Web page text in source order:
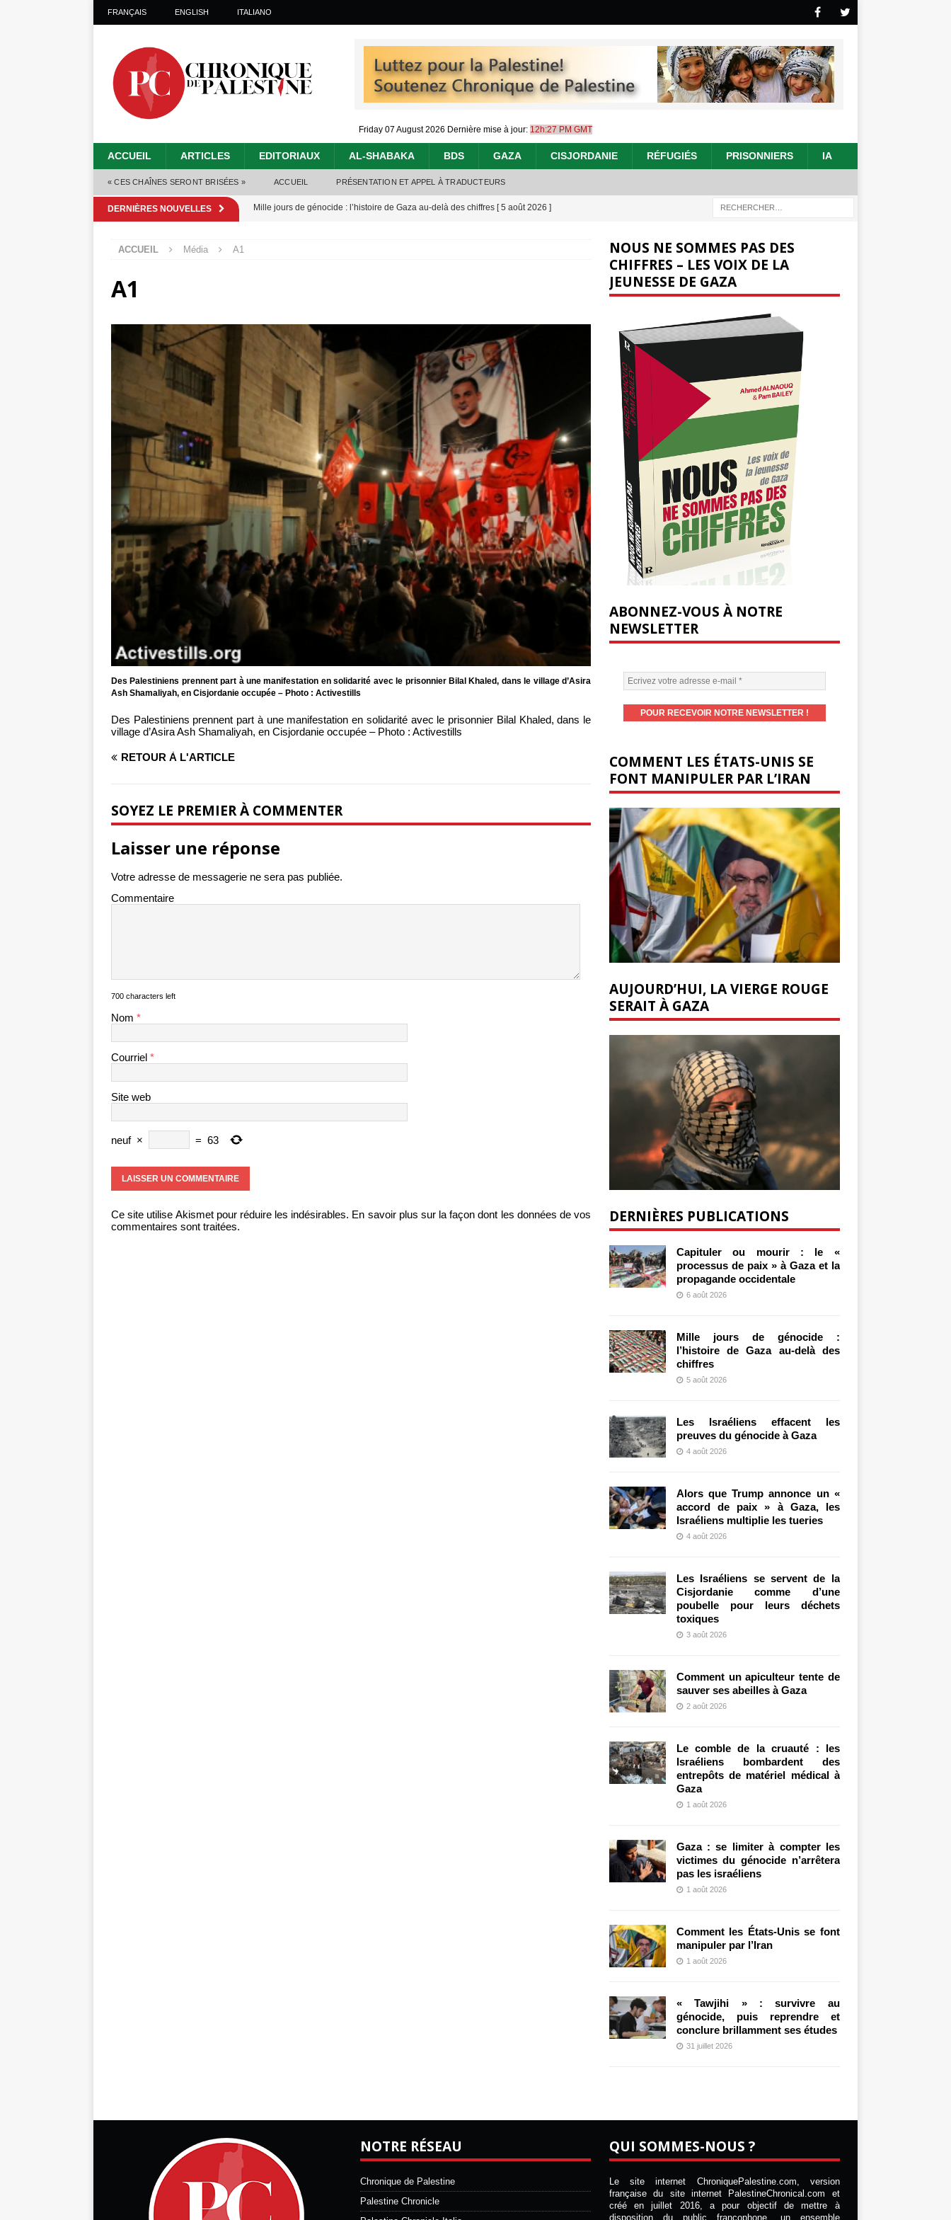
FRANÇAIS ENGLISH ITALIANO
Friday 07 August 2026 Dernière mise à jour: 12h:27 PM GMT
ACCUEIL ARTICLES EDITORIAUX AL-SHABAKA BDS GAZA CISJORDANIE RÉFUGIÉS PRISONNIERS IA
« CES CHAÎNES SERONT BRISÉES » ACCUEIL PRÉSENTATION ET APPEL À TRADUCTEURS
DERNIÈRES NOUVELLES Mille jours de génocide : l’histoire de Gaza au-delà des chiffres [ 5 août 2026 ]
toxiques [ 3 août 2026 ]
Capituler ou mourir : le « processus de paix » à Gaza et la propagande occidentale
6 août 2026 ]
ACCUEIL Média A1
A1
Des Palestiniens prennent part à une manifestation en solidarité avec le prisonnier Bilal Khaled, dans le village d’Asira
Ash Shamaliyah, en Cisjordanie occupée – Photo : Activestills
Des Palestiniens prennent part à une manifestation en solidarité avec le prisonnier Bilal Khaled, dans le
village d’Asira Ash Shamaliyah, en Cisjordanie occupée – Photo : Activestills
RETOUR À L'ARTICLE
SOYEZ LE PREMIER À COMMENTER
Laisser une réponse
Votre adresse de messagerie ne sera pas publiée.
Commentaire
700 characters left
Nom *
Courriel *
Site web
neuf × = 63
Ce site utilise Akismet pour réduire les indésirables. En savoir plus sur la façon dont les données de vos
commentaires sont traitées.
NOUS NE SOMMES PAS DES
CHIFFRES – LES VOIX DE LA
JEUNESSE DE GAZA
ABONNEZ-VOUS À NOTRE
NEWSLETTER
COMMENT LES ÉTATS-UNIS SE
FONT MANIPULER PAR L’IRAN
AUJOURD’HUI, LA VIERGE ROUGE
SERAIT À GAZA
DERNIÈRES PUBLICATIONS
Capituler ou mourir : le «
processus de paix » à Gaza et la
propagande occidentale
6 août 2026
Mille jours de génocide :
l’histoire de Gaza au-delà des
chiffres
5 août 2026
Les Israéliens effacent les
preuves du génocide à Gaza
4 août 2026
Alors que Trump annonce un «
accord de paix » à Gaza, les
Israéliens multiplie les tueries
4 août 2026
Les Israéliens se servent de la
Cisjordanie comme d’une
poubelle pour leurs déchets
toxiques
3 août 2026
Comment un apiculteur tente de
sauver ses abeilles à Gaza
2 août 2026
Le comble de la cruauté : les
Israéliens bombardent des
entrepôts de matériel médical à
Gaza
1 août 2026
Gaza : se limiter à compter les
victimes du génocide n’arrêtera
pas les israéliens
1 août 2026
Comment les États-Unis se font
manipuler par l’Iran
1 août 2026
« Tawjihi » : survivre au
génocide, puis reprendre et
conclure brillamment ses études
31 juillet 2026
NOTRE RÉSEAU
Chronique de Palestine
Palestine Chronicle
QUI SOMMES-NOUS ?
Le site internet ChroniquePalestine.com, version
française du site internet PalestineChronical.com et
créé en juillet 2016, a pour objectif de mettre à
disposition du public francophone, un ensemble